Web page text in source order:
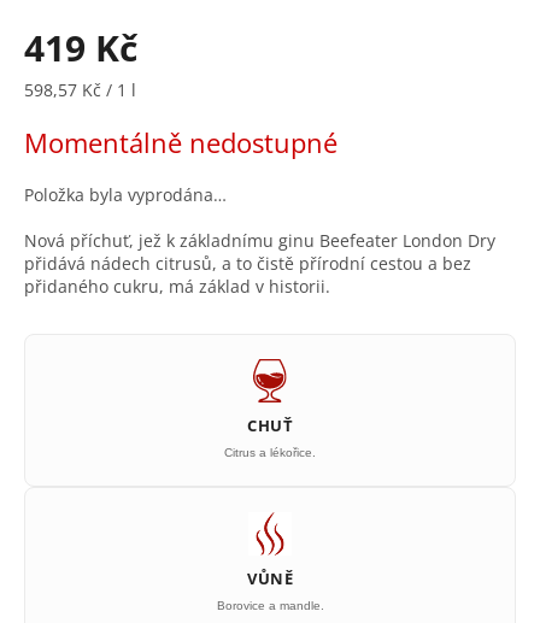
419 Kč
Měrná
598,57 Kč / 1 l
Momentálně nedostupné
Položka byla vyprodána…
Nová příchuť, jež k základnímu ginu Beefeater London Dry
přidává nádech citrusů, a to čistě přírodní cestou a bez
přidaného cukru, má základ v historii.
CHUŤ
Citrus a lékořice.
VŮNĚ
Borovice a mandle.